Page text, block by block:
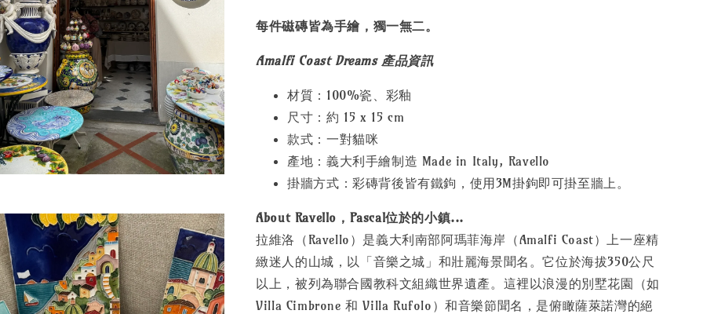
每件磁磚皆為手繪，獨一無二。
Amalfi Coast Dreams 產品資訊
材質：100%瓷、彩釉
尺寸：約 15 x 15 cm
款式：一對貓咪
產地：義大利手繪制造 Made in Italy, Ravello
掛牆方式：彩磚背後皆有鐵鉤，使用3M掛鉤即可掛至牆上。
About Ravello，Pascal位於的小鎮...
拉維洛（Ravello）是義大利南部阿瑪菲海岸（Amalfi Coast）上一座精
緻迷人的山城，以「音樂之城」和壯麗海景聞名。它位於海拔350公尺
以上，被列為聯合國教科文組織世界遺產。這裡以浪漫的別墅花園（如
Villa Cimbrone 和 Villa Rufolo）和音樂節聞名，是俯瞰薩萊諾灣的絕